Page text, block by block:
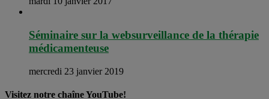
Séminaire sur la websurveillance de la thérapie
médicamenteuse
mercredi 23 janvier 2019
Visitez notre chaîne YouTube!